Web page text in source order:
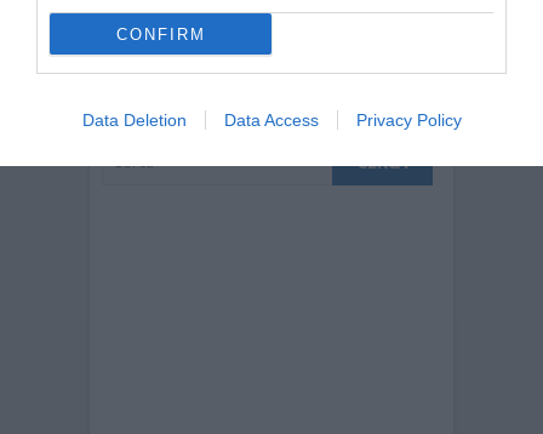
CONFIRM
Data Deletion Data Access Privacy Policy